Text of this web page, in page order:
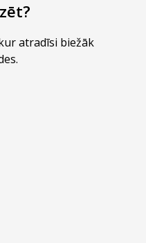
atradīsi biežāk